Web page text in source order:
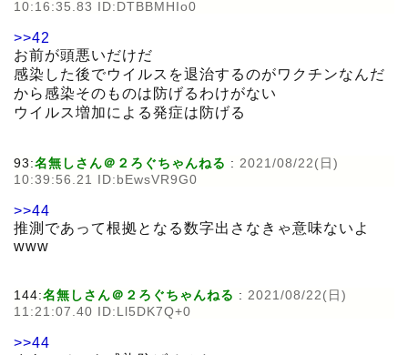
10:16:35.83 ID:DTBBMHIo0
>>42
お前が頭悪いだけだ
感染した後でウイルスを退治するのがワクチンなんだ
から感染そのものは防げるわけがない
ウイルス増加による発症は防げる
93:名無しさん＠２ろぐちゃんねる : 2021/08/22(日)
10:39:56.21 ID:bEwsVR9G0
>>44
推測であって根拠となる数字出さなきゃ意味ないよ
www
144:名無しさん＠２ろぐちゃんねる : 2021/08/22(日)
11:21:07.40 ID:Ll5DK7Q+0
>>44